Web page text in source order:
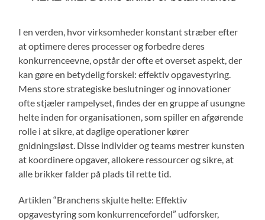
I en verden, hvor virksomheder konstant stræber efter
at optimere deres processer og forbedre deres
konkurrenceevne, opstår der ofte et overset aspekt, der
kan gøre en betydelig forskel: effektiv opgavestyring.
Mens store strategiske beslutninger og innovationer
ofte stjæler rampelyset, findes der en gruppe af usungne
helte inden for organisationen, som spiller en afgørende
rolle i at sikre, at daglige operationer kører
gnidningsløst. Disse individer og teams mestrer kunsten
at koordinere opgaver, allokere ressourcer og sikre, at
alle brikker falder på plads til rette tid.
Artiklen “Branchens skjulte helte: Effektiv
opgavestyring som konkurrencefordel” udforsker,